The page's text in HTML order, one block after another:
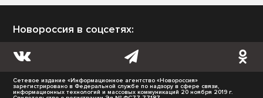
Новороссия в соцсетях:
Сетевое издание «Информационное агентство «Новороссия»
зарегистрировано в Федеральной службе по надзору в сфере связи,
информационных технологий и массовых коммуникаций 20 ноября 2019 г.